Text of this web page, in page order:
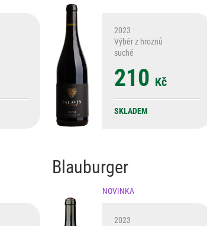
2023
Výběr z hroznů
suché
210 Kč
SKLADEM
Blauburger
NOVINKA
2023